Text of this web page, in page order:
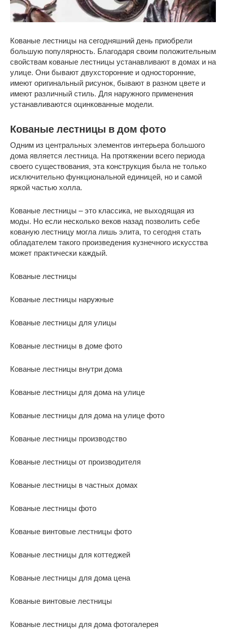
Кованые лестницы на сегодняшний день приобрели
большую популярность. Благодаря своим положительным
свойствам кованые лестницы устанавливают в домах и на
улице. Они бывают двухсторонние и односторонние,
имеют оригинальный рисунок, бывают в разном цвете и
имеют различный стиль. Для наружного применения
устанавливаются оцинкованные модели.
Кованые лестницы в дом фото
Одним из центральных элементов интерьера большого
дома является лестница. На протяжении всего периода
своего существования, эта конструкция была не только
исключительно функциональной единицей, но и самой
яркой частью холла.
Кованые лестницы – это классика, не выходящая из
моды. Но если несколько веков назад позволить себе
кованую лестницу могла лишь элита, то сегодня стать
обладателем такого произведения кузнечного искусства
может практически каждый.
Кованые лестницы
Кованые лестницы наружные
Кованые лестницы для улицы
Кованые лестницы в доме фото
Кованые лестницы внутри дома
Кованые лестницы для дома на улице
Кованые лестницы для дома на улице фото
Кованые лестницы производство
Кованые лестницы от производителя
Кованые лестницы в частных домах
Кованые лестницы фото
Кованые винтовые лестницы фото
Кованые лестницы для коттеджей
Кованые лестницы для дома цена
Кованые винтовые лестницы
Кованые лестницы для дома фотогалерея